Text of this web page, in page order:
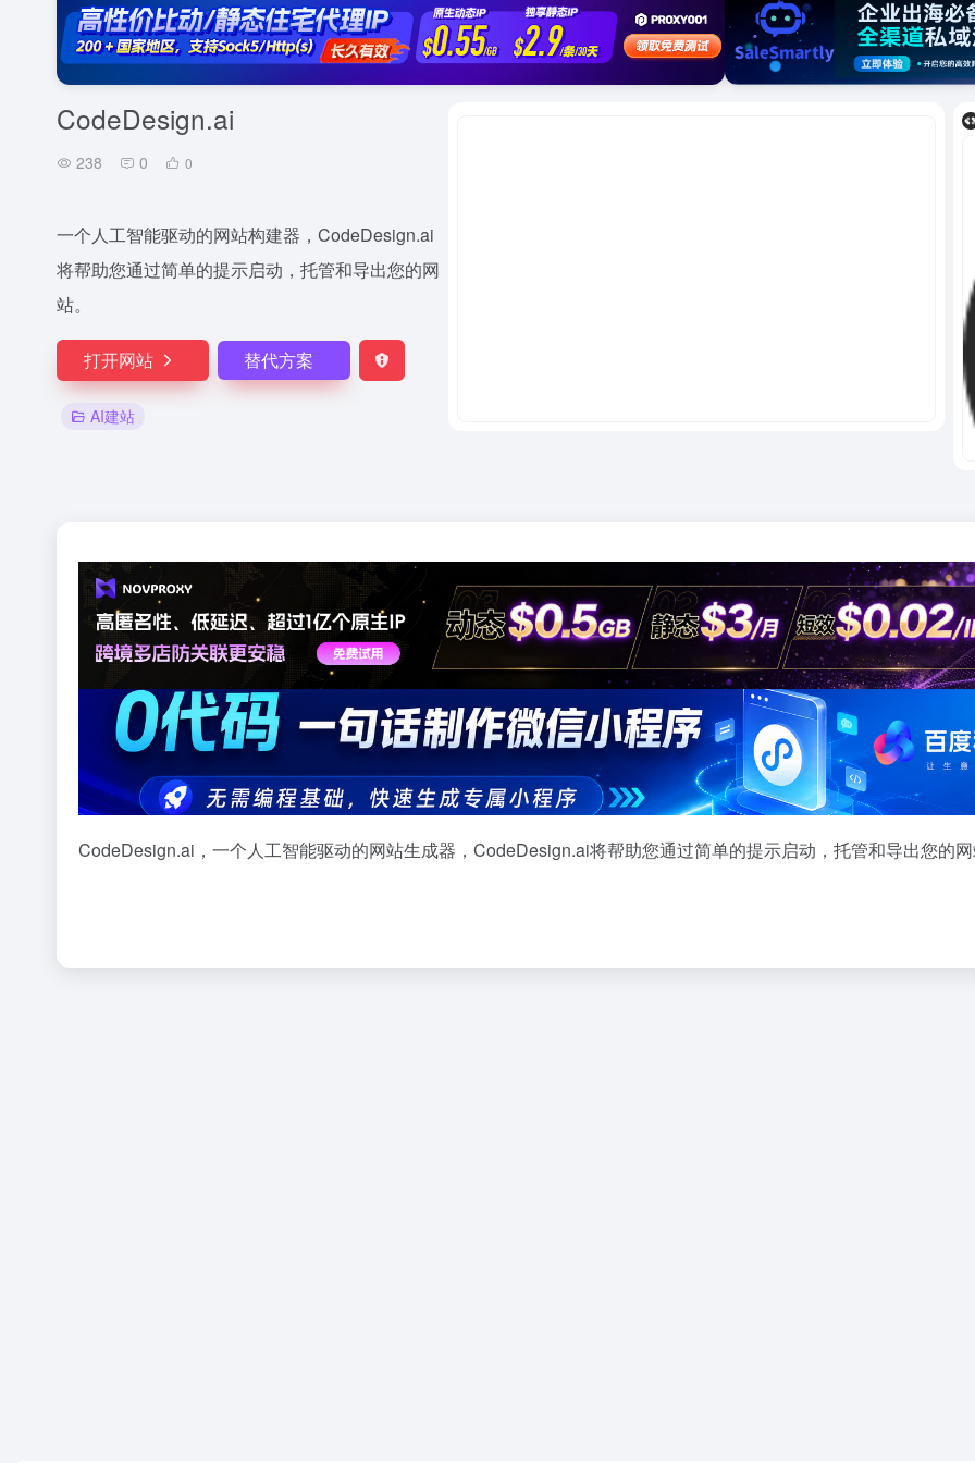
CodeDesign.ai
238 0 0
一个人工智能驱动的网站构建器，CodeDesign.ai
将帮助您通过简单的提示启动，托管和导出您的网
站。
打开网站 替代方案
AI建站
CodeDesign.ai，一个人工智能驱动的网站生成器，CodeDesign.ai将帮助您通过简单的提示启动，托管和导出您的